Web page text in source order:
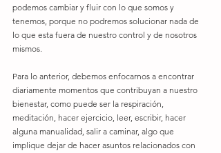
podemos cambiar y fluir con lo que somos y
tenemos, porque no podremos solucionar nada de
lo que esta fuera de nuestro control y de nosotros
mismos.
Para lo anterior, debemos enfocarnos a encontrar
diariamente momentos que contribuyan a nuestro
bienestar, como puede ser la respiración,
meditación, hacer ejercicio, leer, escribir, hacer
alguna manualidad, salir a caminar, algo que
implique dejar de hacer asuntos relacionados con